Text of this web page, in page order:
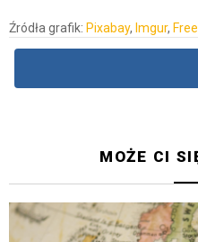
Źródła grafik: Pixabay, Imgur,
MOŻE CI